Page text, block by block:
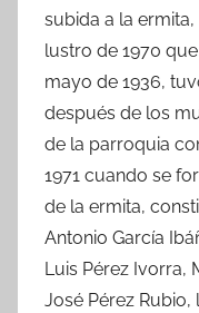
subida a la
lustro de 1970
mayo de 1936,
después de los
de la parroquia
1971 cuando se
de la ermita,
Antonio García
Luis Pérez Ivorra,
José Pérez